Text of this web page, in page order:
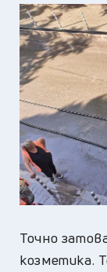
Точно
козметика.